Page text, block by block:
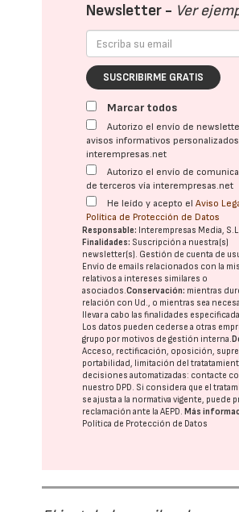
Newsletter - Ver
SUSCRIBIRME GRATIS
Marcar todos
Autorizo el envío de
avisos informativos
interempresas.net
Autorizo el envío de
de terceros vía interempresas.net
He leído y acepto elAviso
Política de Protección de Datos
Responsable: Interempresas Media,
Finalidades: Suscripción a nuestra(s)
newsletter(s). Gestión de cuenta de
Envío de emails relacionados con la
relativos a intereses similares o
asociados.Conservación: mientras
relación con Ud., o mientras sea
llevar a cabo las finalidades
Los datos pueden cederse a otras
grupo por motivos de gestión interna.
Acceso, rectificación, oposición,
portabilidad, limitación del
decisiones automatizadas: contacte
nuestro DPD. Si considera que el
se ajusta a la normativa vigente, puede
reclamación ante laAEPD. Más
Política de Protección de Datos